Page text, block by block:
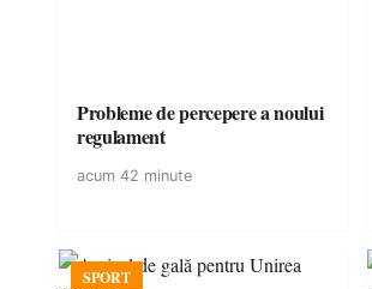
Probleme de percepere a noului
regulament
acum 42 minute
SPORT